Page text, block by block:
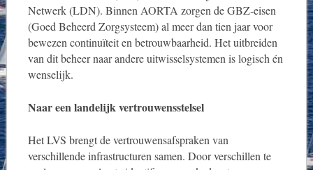
Netwerk (LDN). Binnen AORTA zorgen de GBZ‑eisen
(Goed Beheerd Zorgsysteem) al meer dan tien jaar voor
bewezen continuïteit en betrouwbaarheid. Het uitbreiden
van dit beheer naar andere uitwisselsystemen is logisch én
wenselijk.
Naar een landelijk vertrouwensstelsel
Het LVS brengt de vertrouwensafspraken van
verschillende infrastructuren samen. Door verschillen te